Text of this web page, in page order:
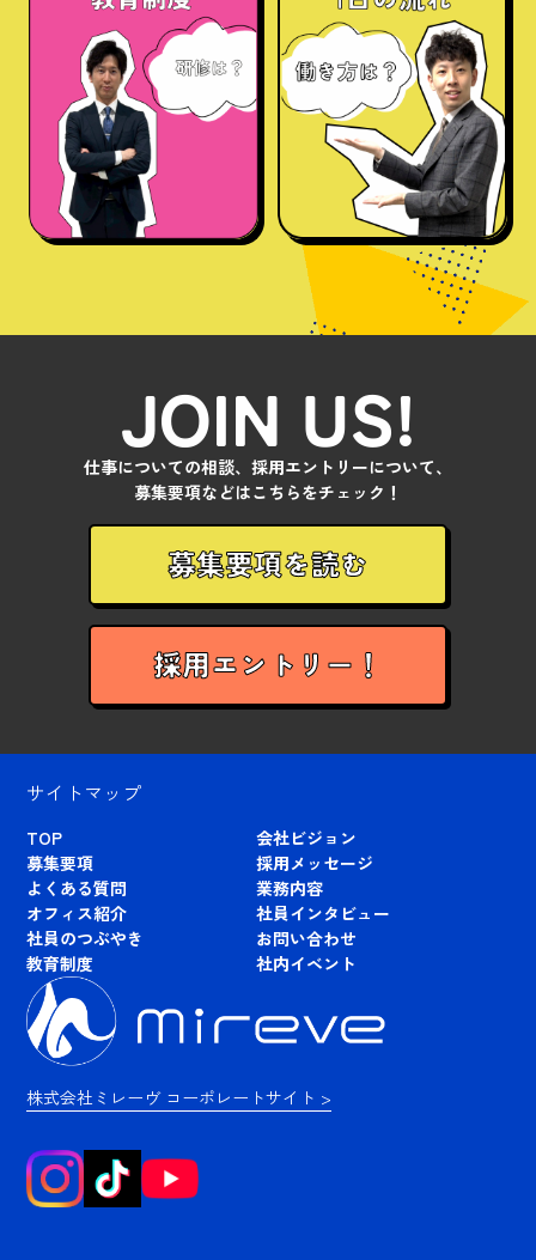
JOIN US!
仕事についての相談、採用エントリーについて、
募集要項などはこちらをチェック！
募集要項を読む
採用エントリー！
株式会社ミレーヴ コーポレートサイト >
サイトマップ
TOP
会社ビジョン
募集要項
採用メッセージ
よくある質問
業務内容
オフィス紹介
社員インタビュー
社員のつぶやき
お問い合わせ
教育制度
社内イベント